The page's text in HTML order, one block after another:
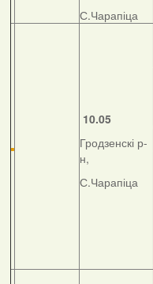
С.Чарапіца
10.05
Гродзенскі р-
н,
С.Чарапіца